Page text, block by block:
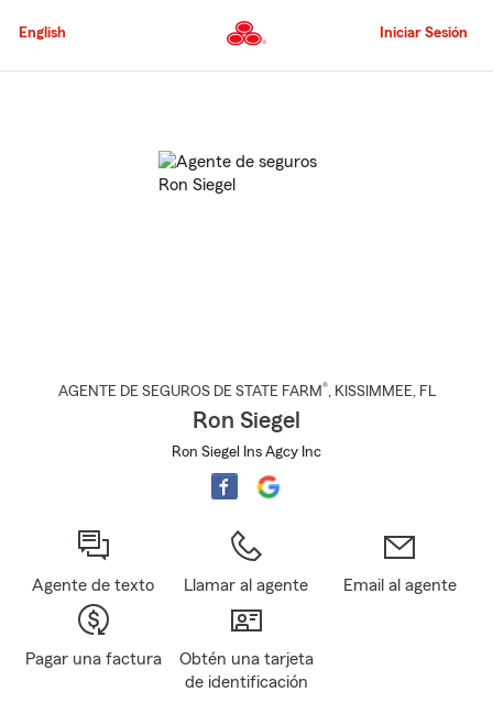
al
principal
English Iniciar Sesión
AGENTE DE SEGUROS DE STATE FARM®, KISSIMMEE, FL
Ron Siegel
Ron Siegel Ins Agcy Inc
Agente de texto Llamar al agente Email al agente
Pagar una factura
Obtén una tarjeta
de identificación